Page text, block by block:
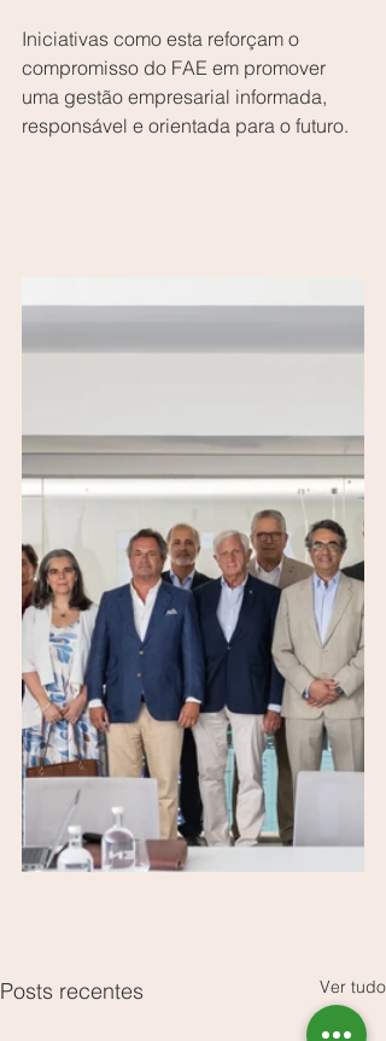
Iniciativas como esta reforçam o
compromisso do FAE em promover
uma gestão empresarial informada,
responsável e orientada para o futuro.
Posts recentes Ver tudo